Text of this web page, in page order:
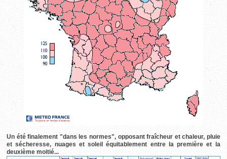
Un été finalement "dans les normes", opposant fraîcheur et chaleur, pluie
et sécheresse, nuages et soleil équitablement entre la première et la
deuxième moitié...